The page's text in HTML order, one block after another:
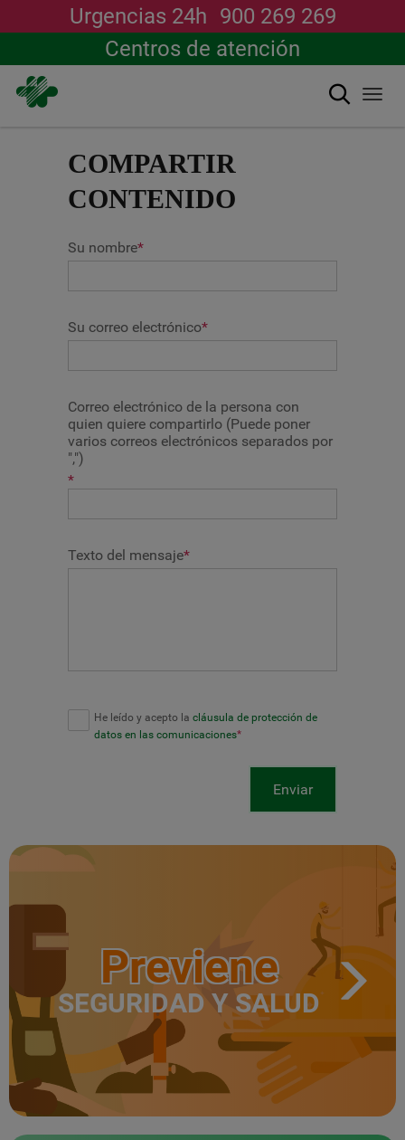
Urgencias 24h 900 269 269
Centros de atención
Buscar
COMPARTIR
CONTENIDO
Su nombre*
Su correo electrónico*
Correo electrónico de la persona con
quien quiere compartirlo (Puede poner
varios correos electrónicos separados por
",")
*
Texto del mensaje*
He leído y acepto la cláusula de protección de
datos en las comunicaciones*
Enviar
Previene
SEGURIDAD Y SALUD